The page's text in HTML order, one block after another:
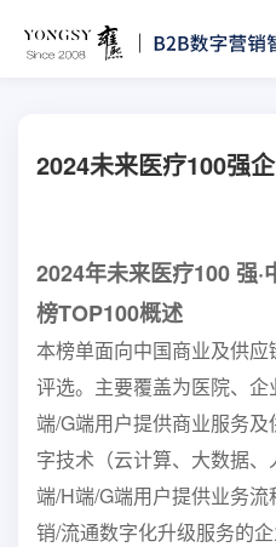
2024未来医疗100强
2024年未来医疗100 强
榜TOP100概述
本榜单面向中国商业及供
评选。主要覆盖为医院、
端/G端用户提供商业服务
字技术（云计算、大数据
端/H端/G端用户提供业务
销/流通数字化升级服务的